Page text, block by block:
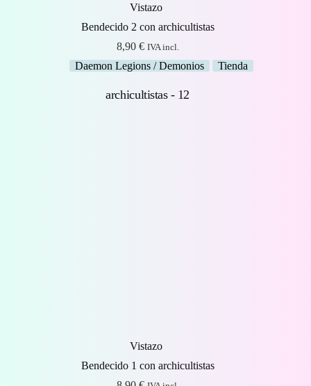
Vistazo
Bendecido 2 con archicultistas
8,90 € IVA incl.
Daemon Legions / Demonios Tienda
Vistazo
Bendecido 1 con archicultistas